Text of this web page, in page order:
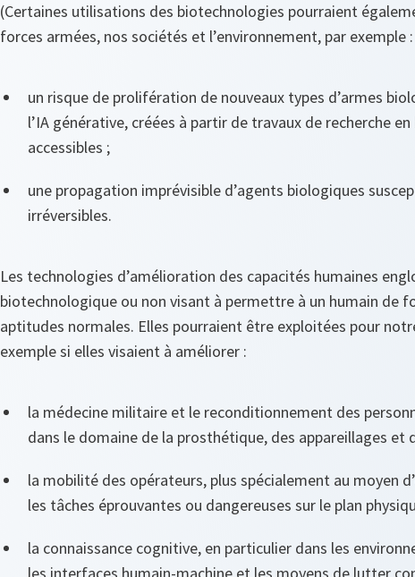
(Certaines utilisations des biotechnologies pourraient
forces armées, nos sociétés et l’environnement, par exemple :
un risque de prolifération de nouveaux types d’armes
l’IA générative, créées à partir de travaux de recherche
accessibles ;
une propagation imprévisible d’agents biologiques
irréversibles.
Les technologies d’amélioration des capacités humaines
biotechnologique ou non visant à permettre à un humain de
aptitudes normales. Elles pourraient être exploitées pour
exemple si elles visaient à améliorer :
la médecine militaire et le reconditionnement des
dans le domaine de la prosthétique, des appareillages et
la mobilité des opérateurs, plus spécialement au moyen
les tâches éprouvantes ou dangereuses sur le plan
la connaissance cognitive, en particulier dans les